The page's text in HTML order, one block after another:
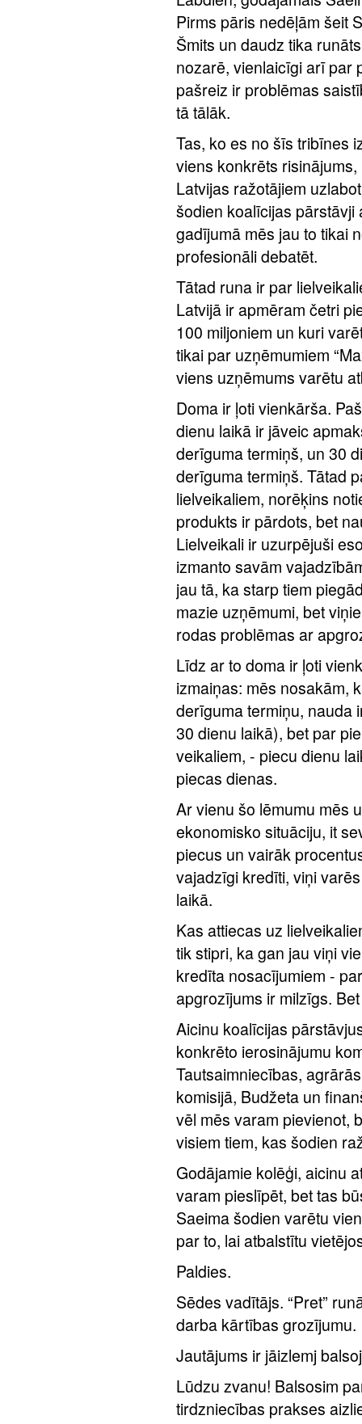
Pirms pāris nedēļām šeit
Šmits un daudz tika
nozarē, vienlaicīgi arī par
pašreiz ir problēmas
tā tālāk.
Tas, ko es no šīs tribīnes
viens konkrēts
Latvijas ražotājiem
šodien koalīcijas
gadījumā mēs jau to tikai
profesionāli debatēt.
Tātad runa ir par
Latvijā ir apmēram četri
100 miljoniem un kuri
tikai par uzņēmumiem
viens uzņēmums varētu
Doma ir ļoti vienkārša.
dienu laikā ir jāveic
derīguma termiņš, un 30
derīguma termiņš. Tātad
lielveikaliem, norēķins
produkts ir pārdots, bet
Lielveikali ir uzurpējuši
izmanto savām
jau tā, ka starp tiem
mazie uzņēmumi, bet
rodas problēmas ar
Līdz ar to doma ir ļoti
izmaiņas: mēs nosakām,
derīguma termiņu, nauda
30 dienu laikā), bet par
veikaliem, - piecu dienu
piecas dienas.
Ar vienu šo lēmumu mēs
ekonomisko situāciju, it
piecus un vairāk
vajadzīgi kredīti, viņi
laikā.
Kas attiecas uz
tik stipri, ka gan jau viņi
kredīta nosacījumiem -
apgrozījums ir milzīgs.
Aicinu koalīcijas
konkrēto ierosinājumu
Tautsaimniecības,
komisijā, Budžeta un
vēl mēs varam pievienot,
visiem tiem, kas šodien
Godājamie kolēģi, aicinu
varam pieslīpēt, bet tas
Saeima šodien varētu
par to, lai atbalstītu
Paldies.
Sēdes vadītājs. “Pret”
darba kārtības grozījumu.
Jautājums ir jāizlemj
Lūdzu zvanu! Balsosim
tirdzniecības prakses